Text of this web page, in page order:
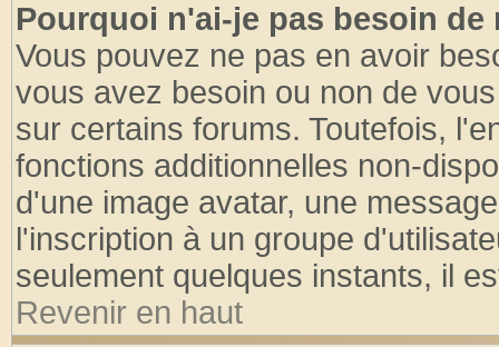
Pourquoi n'ai-je pas besoin de
Vous pouvez ne pas en avoir
vous avez besoin ou non de
sur certains forums. Toutefois,
fonctions additionnelles non-
d'une image avatar, une
l'inscription à un groupe
seulement quelques instants, il
Revenir en haut